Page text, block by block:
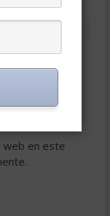
web en este